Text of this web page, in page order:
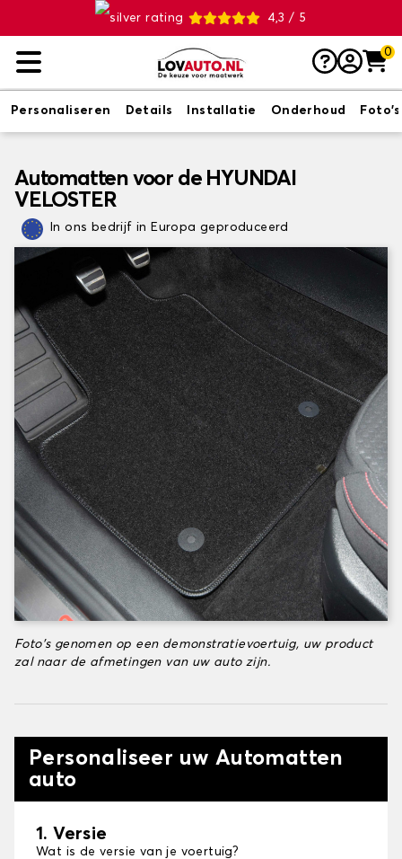
4,3 / 5
0
Personaliseren Details Installatie Onderhoud Foto's
Automatten voor de HYUNDAI
VELOSTER
In ons bedrijf in Europa geproduceerd
Foto's genomen op een demonstratievoertuig, uw product
zal naar de afmetingen van uw auto zijn.
Personaliseer uw Automatten
auto
1. Versie
Wat is de versie van je voertuig?